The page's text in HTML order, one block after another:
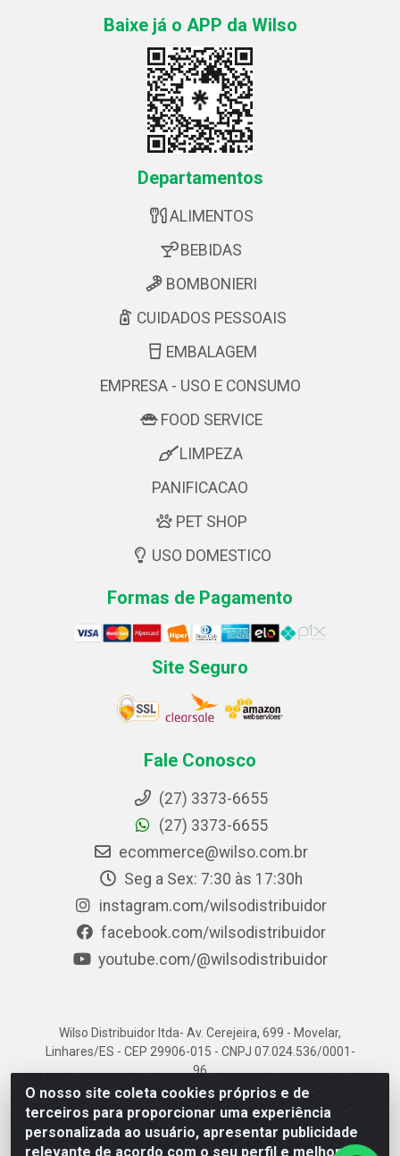
O nosso site coleta cookies próprios e de
terceiros para proporcionar uma experiência
personalizada ao usuário, apresentar publicidade
relevante de acordo com o seu perfil e melhorar a
Baixe já o APP da Wilso
Departamentos
ALIMENTOS
BEBIDAS
BOMBONIERI
CUIDADOS PESSOAIS
EMBALAGEM
EMPRESA - USO E CONSUMO
FOOD SERVICE
LIMPEZA
PANIFICACAO
PET SHOP
USO DOMESTICO
Formas de Pagamento
Site Seguro
Fale Conosco
(27) 3373-6655
(27) 3373-6655
ecommerce@wilso.com.br
Seg a Sex: 7:30 às 17:30h
instagram.com/wilsodistribuidor
facebook.com/wilsodistribuidor
youtube.com/@wilsodistribuidor
Wilso Distribuidor ltda- Av. Cerejeira, 699 - Movelar,
Linhares/ES - CEP 29906-015 - CNPJ 07.024.536/0001-
96